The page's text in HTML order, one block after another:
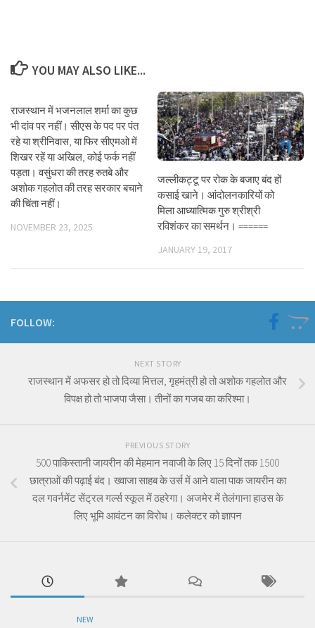
YOU MAY ALSO LIKE...
राजस्थान में भजनलाल शर्मा का कुछ
भी दांव पर नहीं। सीएस के पद पर पंत
रहे या श्रीनिवास, या फिर सीएमओ में
शिखर रहें या अखिल, कोई फर्क नहीं
पड़ता। वसुंधरा की तरह रुतबे और
अशोक गहलोत की तरह सरकार बचाने
की चिंता नहीं।
NOVEMBER 23, 2025
जल्लीकट्टू पर रोक के बजाए बंद हों
कसाई खाने। आंदोलनकारियों को
मिला आध्यात्मिक गुरु श्रीश्री
रविशंकर का समर्थन। ======
JANUARY 19, 2017
FOLLOW:
NEXT STORY
राजस्थान में अफसर हो तो दिव्या मित्तल, गृहमंत्री हो तो अशोक गहलोत और
विपक्ष हो तो भाजपा जैसा। तीनों का गजब का करिश्मा।
PREVIOUS STORY
500 पाकिस्तानी जायरीन की मेहमान नवाजी के लिए 15 दिनों तक 1500
छात्राओं की पढ़ाई बंद। ख्वाजा साहब के उर्स में आने वाला पाक जायरीन का
दल गवर्नमेंट सेंट्रल गर्ल्स स्कूल में ठहरेगा। अजमेर में तेलंगाना हाउस के
लिए भूमि आवंटन का विरोध। कलेक्टर को ज्ञापन
NEW